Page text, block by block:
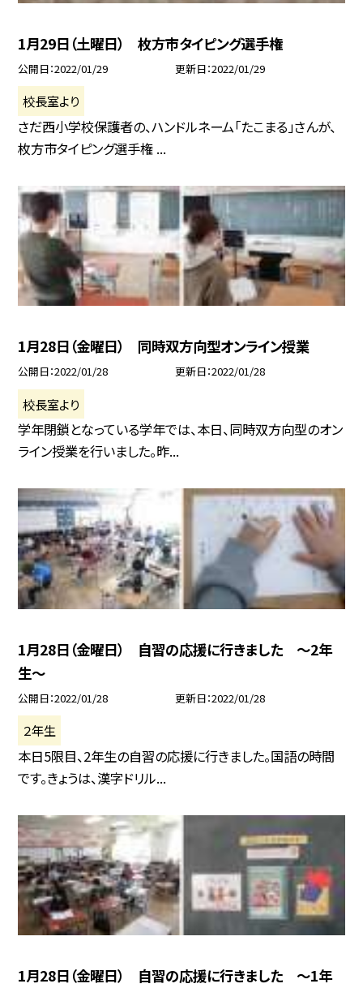
1月29日（土曜日） 枚方市タイピング選手権
公開日 2022/01/29 更新日 2022/01/29
校長室より
さだ西小学校保護者の、ハンドルネーム「たこまる」さんが、
枚方市タイピング選手権 ...
1月28日（金曜日） 同時双方向型オンライン授業
公開日 2022/01/28 更新日 2022/01/28
校長室より
学年閉鎖となっている学年では、本日、同時双方向型のオン
ライン授業を行いました。昨...
1月28日（金曜日） 自習の応援に行きました 〜2年
生〜
公開日 2022/01/28 更新日 2022/01/28
２年生
本日5限目、2年生の自習の応援に行きました。国語の時間
です。きょうは、漢字ドリル...
1月28日（金曜日） 自習の応援に行きました 〜1年